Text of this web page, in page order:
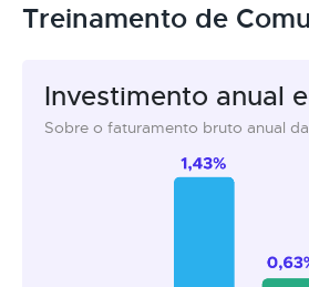
Treinamento de
Investimento anual
Sobre o faturamento bruto anual